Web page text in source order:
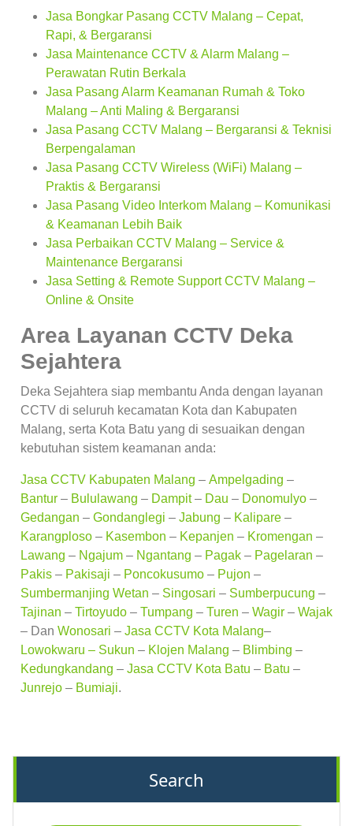
Jasa Bongkar Pasang CCTV Malang – Cepat,
Rapi, & Bergaransi
Jasa Maintenance CCTV & Alarm Malang –
Perawatan Rutin Berkala
Jasa Pasang Alarm Keamanan Rumah & Toko
Malang – Anti Maling & Bergaransi
Jasa Pasang CCTV Malang – Bergaransi & Teknisi
Berpengalaman
Jasa Pasang CCTV Wireless (WiFi) Malang –
Praktis & Bergaransi
Jasa Pasang Video Interkom Malang – Komunikasi
& Keamanan Lebih Baik
Jasa Perbaikan CCTV Malang – Service &
Maintenance Bergaransi
Jasa Setting & Remote Support CCTV Malang –
Online & Onsite
Area Layanan CCTV Deka
Sejahtera
Deka Sejahtera siap membantu Anda dengan layanan
CCTV di seluruh kecamatan Kota dan Kabupaten
Malang, serta Kota Batu yang di sesuaikan dengan
kebutuhan sistem keamanan anda:
Jasa CCTV Kabupaten Malang – Ampelgading –
Bantur – Bululawang – Dampit– Dau – Donomulyo –
Gedangan – Gondanglegi – Jabung – Kalipare –
Karangploso – Kasembon – Kepanjen – Kromengan –
Lawang – Ngajum – Ngantang – Pagak – Pagelaran –
Pakis – Pakisaji – Poncokusumo – Pujon –
Sumbermanjing Wetan – Singosari – Sumberpucung –
Tajinan – Tirtoyudo – Tumpang – Turen – Wagir – Wajak
– Dan Wonosari – Jasa CCTV Kota Malang–
Lowokwaru – Sukun – Klojen Malang – Blimbing –
Kedungkandang – Jasa CCTV Kota Batu – Batu –
Junrejo – Bumiaji.
Search